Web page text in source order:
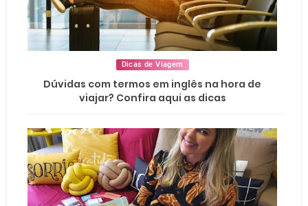
Dicas de Viagem
Dúvidas com termos em inglês na hora de
viajar? Confira aqui as dicas